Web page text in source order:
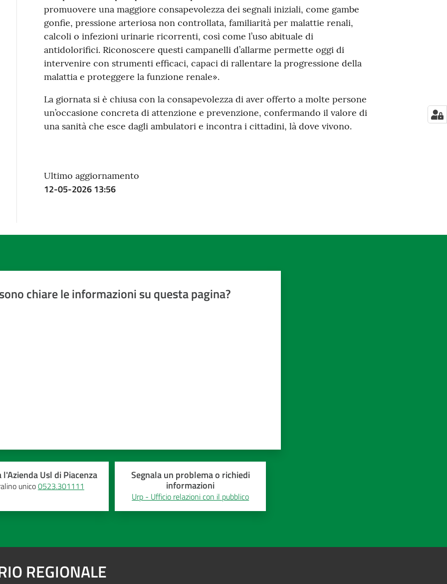
promuovere una maggiore consapevolezza dei segnali iniziali, come gambe
gonfie, pressione arteriosa non controllata, familiarità per malattie renali,
calcoli o infezioni urinarie ricorrenti, così come l’uso abituale di
antidolorifici. Riconoscere questi campanelli d’allarme permette oggi di
intervenire con strumenti efficaci, capaci di rallentare la progressione della
malattia e proteggere la funzione renale».
La giornata si è chiusa con la consapevolezza di aver offerto a molte persone
un’occasione concreta di attenzione e prevenzione, confermando il valore di
una sanità che esce dagli ambulatori e incontra i cittadini, là dove vivono.
Ultimo aggiornamento
12-05-2026 13:56
chiare le informazioni su questa pagina?
l'Azienda Usl di Piacenza
unico0523.301111
Segnala un problema o richiedi
informazioni
Urp - Ufficio relazioni con il pubblico
REGIONALE